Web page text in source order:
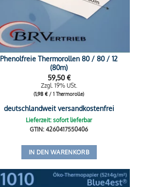
Phenolfreie Thermorollen 80 / 80 / 12
(80m)
59,50€
Zzgl. 19% USt.
(1,98€ / 1 Thermorolle)
deutschlandweit versandkostenfrei
Lieferzeit: sofort lieferbar
GTIN: 4260417550406
IN DEN WARENKORB